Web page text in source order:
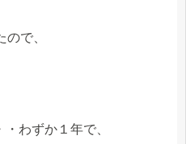
で、
わずか１年で、